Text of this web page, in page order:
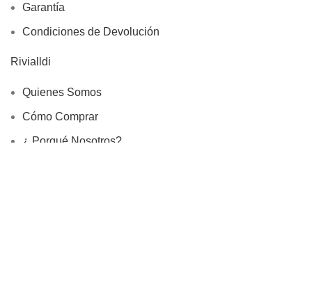
Garantía
Condiciones de Devolución
Rivialldi
Quienes Somos
Cómo Comprar
¿ Porqué Nosotros?